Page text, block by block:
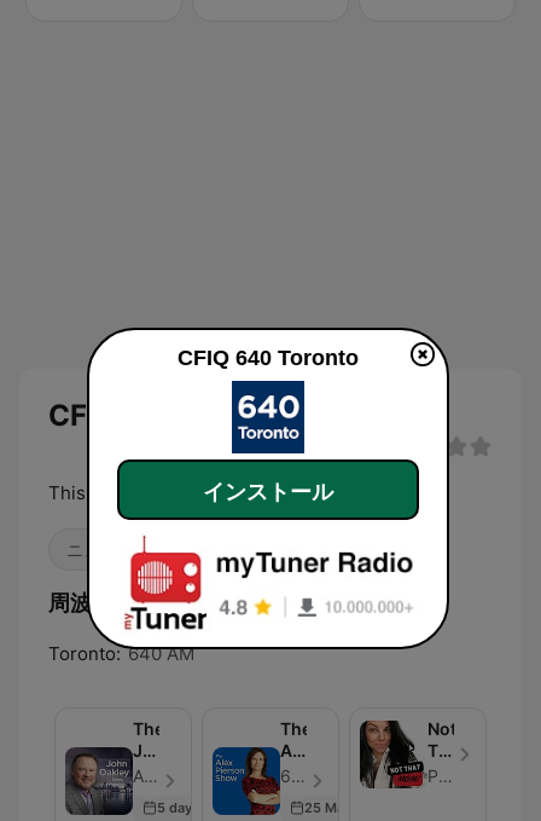
CFIQ 640 Toronto
This Is Talk Radio
ニュース トーク
周波数 CFIQ 640 Toronto:
Toronto: 640 AM
The
John
Oakley
Show
AM640 / Curiouscast - エピソード 4818
5 days ago
The
Alex
Pierson
Show
640 Toronto / Curiouscast - エピソード 4475
25 Mar 2026
Not
That
Mom
Pina Crispo
CFIQ 640 Toronto
インストール